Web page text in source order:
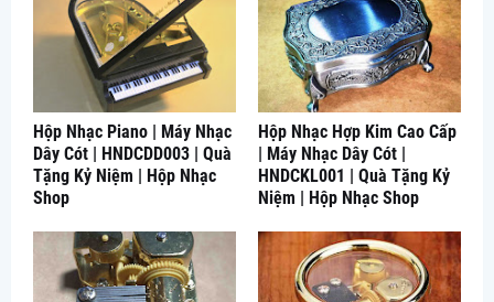
Hộp Nhạc Piano | Máy Nhạc
Dây Cót | HNDCDD003 | Quà
Tặng Kỷ Niệm | Hộp Nhạc
Shop
Hộp Nhạc Hợp Kim Cao Cấp
| Máy Nhạc Dây Cót |
HNDCKL001 | Quà Tặng Kỷ
Niệm | Hộp Nhạc Shop